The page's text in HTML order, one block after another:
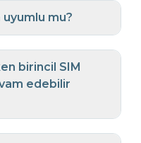
uyumlu mu?
birincil SIM
edebilir